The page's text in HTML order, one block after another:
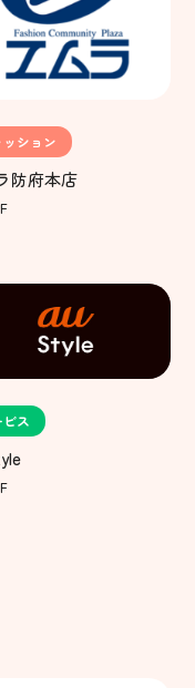
ッション
防府本店
ス